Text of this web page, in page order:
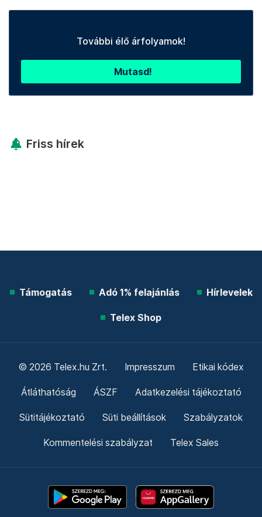
További élő árfolyamok!
Mutasd!
Friss hírek
Támogatás Adó 1% felajánlás Hírlevelek
Telex Shop
© 2026 Telex.hu Zrt. Impresszum Etikai kódex
Átláthatóság ÁSZF Adatkezelési tájékoztató
Sütitájékoztató Süti beállítások Szabályzatok
Kommentelési szabályzat Telex Sales